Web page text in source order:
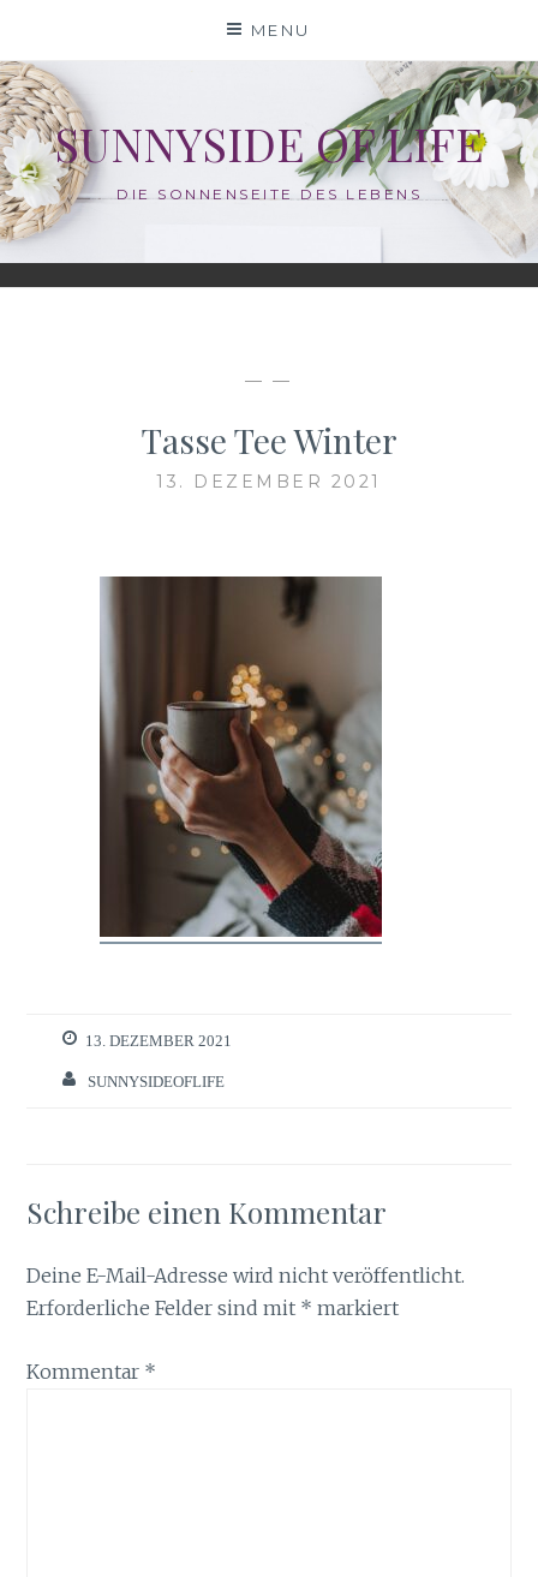
content
MENU
SUNNYSIDE OF LIFE
DIE SONNENSEITE DES LEBENS
— —
Tasse Tee Winter
13. DEZEMBER 2021
13. DEZEMBER 2021
SUNNYSIDEOFLIFE
Schreibe einen Kommentar
Deine E-Mail-Adresse wird nicht veröffentlicht.
Erforderliche Felder sind mit * markiert
Kommentar *